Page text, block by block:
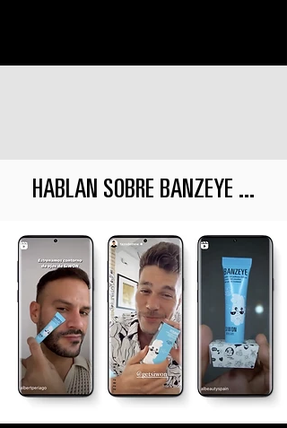
HABLAN SOBRE BANZEYE ...